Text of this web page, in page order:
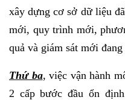
xây dựng cơ sở dữ liệu
mới, quy trình mới,
quả và giám sát mới
Thứ ba, việc vận hành
2 cấp bước đầu ổn